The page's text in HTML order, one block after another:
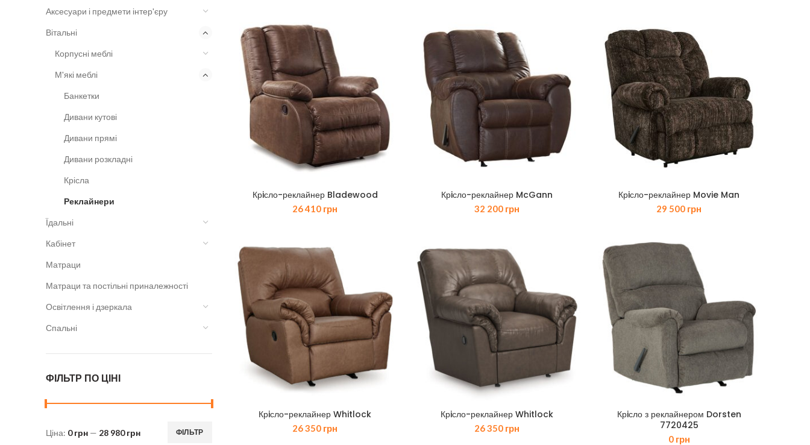
Аксесуари і предмети інтер'єру
Вітальні
Корпусні меблі
М'які меблі
Банкетки
Дивани кутові
Дивани прямі
Дивани розкладні
Крісла
Реклайнери
Їдальні
Кабінет
Матраци
Матраци та постільні приналежності
Освітлення і дзеркала
Спальні
ФІЛЬТР ПО ЦІНІ
Мінімальна
Найбільша
ФІЛЬТР
Ціна: 0 грн — 28 980 грн
Крiсло-реклайнер Bladewood
26 410 грн
Крiсло-реклайнер McGann
32 200 грн
Крiсло-реклайнер Movie Man
29 500 грн
Крiсло-реклайнер Whitlock
26 350 грн
Крiсло-реклайнер Whitlock
26 350 грн
Крiсло з реклайнером Dorsten
7720425
0 грн